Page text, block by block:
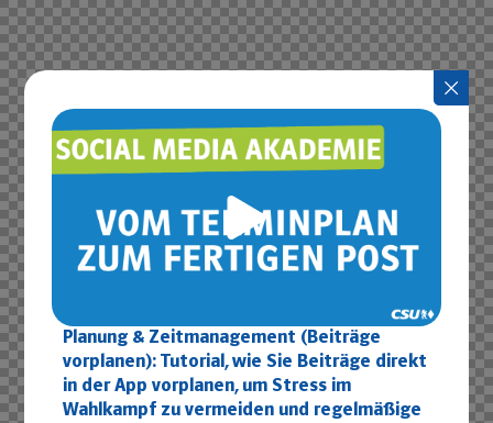
Planung & Zeitmanagement (Beiträge
vorplanen): Tutorial, wie Sie Beiträge direkt
in der App vorplanen, um Stress im
Wahlkampf zu vermeiden und regelmäßige